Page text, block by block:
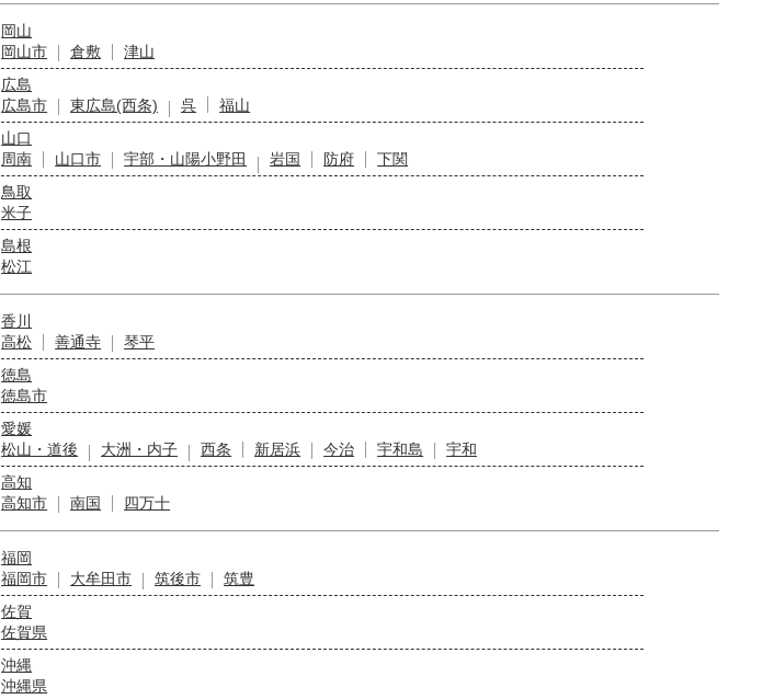
岡山
岡山市
倉敷
津山
広島
広島市
東広島(西条) 呉
福山
山口
周南
山口市 宇部・山陽小野田 岩国 防府
下関
鳥取
米子
島根
松江
香川
高松
善通寺
琴平
徳島
徳島市
愛媛
松山・道後
大洲・内子 西条 新居浜 今治 宇和島
宇和
高知
高知市
南国 四万十
福岡
福岡市
大牟田市 筑後市
筑豊
佐賀
佐賀県
沖縄
沖縄県